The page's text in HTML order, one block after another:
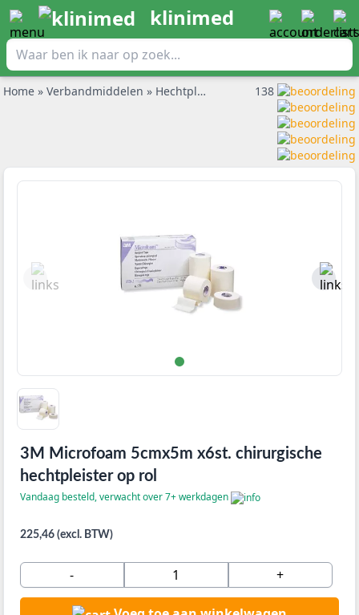
klinimed
Home » Verbandmiddelen » Hechtpleisters en pleisterrol »3M
138
3M Microfoam 5cmx5m x6st. chirurgische
hechtpleister op rol
Vandaag besteld, verwacht over 7+ werkdagen
225,46 (excl. BTW)
- +